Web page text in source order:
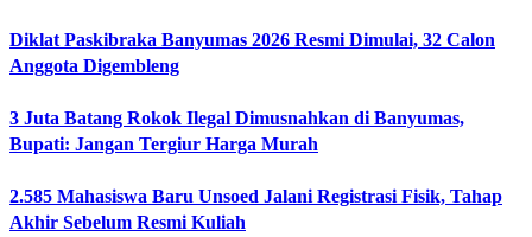
Diklat Paskibraka Banyumas 2026 Resmi Dimulai, 32 Calon
Anggota Digembleng
3 Juta Batang Rokok Ilegal Dimusnahkan di Banyumas,
Bupati: Jangan Tergiur Harga Murah
2.585 Mahasiswa Baru Unsoed Jalani Registrasi Fisik, Tahap
Akhir Sebelum Resmi Kuliah